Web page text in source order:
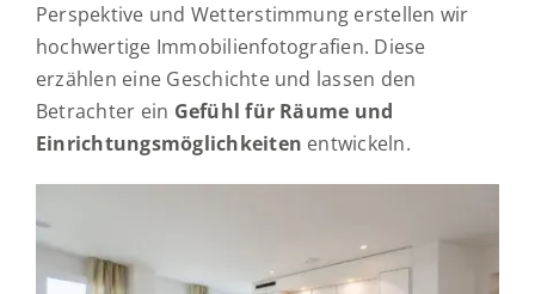
Perspektive und Wetterstimmung erstellen wir
hochwertige Immobilienfotografien. Diese
erzählen eine Geschichte und lassen den
Betrachter ein Gefühl für Räume und
Einrichtungsmöglichkeiten entwickeln.